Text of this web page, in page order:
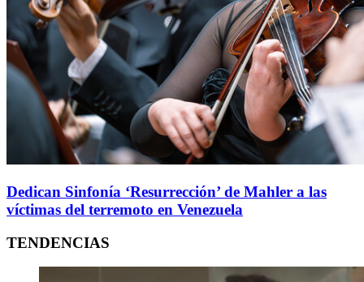
Dedican Sinfonía ‘Resurrección’ de Mahler a las
víctimas del terremoto en Venezuela
TENDENCIAS